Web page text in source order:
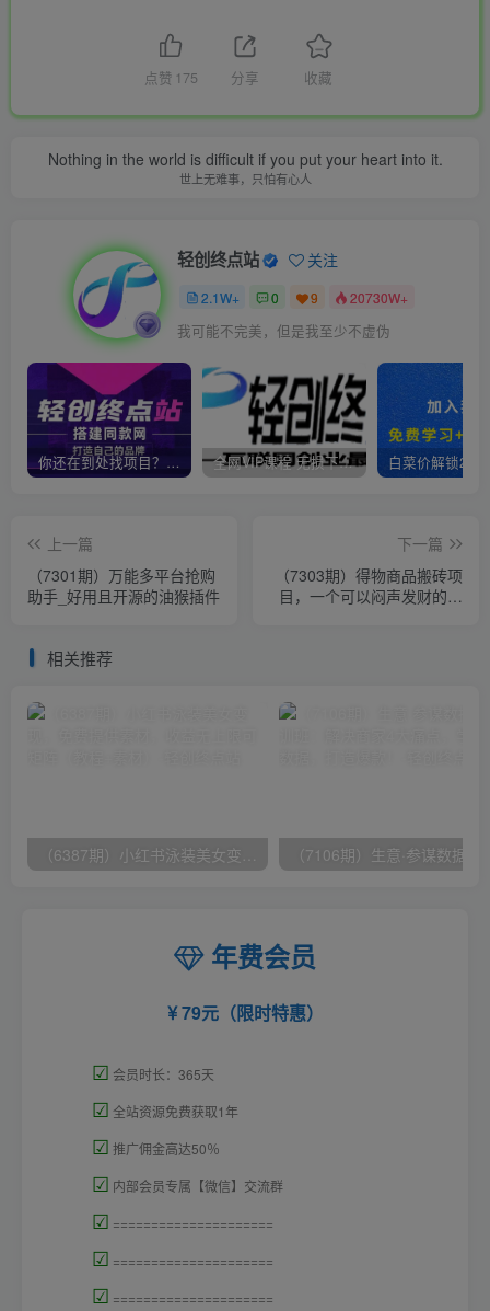
点赞 175 分享 收藏
Nothing in the world is difficult if you put your heart into it.
世上无难事，只怕有心人
轻创终点站 关注
2.1W+ 0 9 20730W+
我可能不完美，但是我至少不虚伪
你还在到处找项目？还在当韭菜？我靠卖项目一个月收入5万+，曾经我也是个失败者。 全网VIP课程 无损下载~
上一篇
（7301期）万能多平台抢购
助手_好用且开源的油猴插件
下一篇
（7303期）得物商品搬砖项
目，一个可以闷声发财的项
相关推荐
（6387期）小红书泳装美女变现，免费提供素材，收益无上限可矩阵（教程+素材）
年费会员
79元（限时特惠）
☑ 会员时长：365天
☑ 全站资源免费获取1年
☑ 推广佣金高达50％
☑ 内部会员专属【微信】交流群
☑ =====================
☑ =====================
☑ =====================